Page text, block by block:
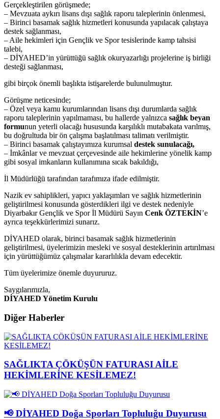
Gerçekleştirilen görüşmede;
– Mevzuata aykırı lisans dışı sağlık raporu taleplerinin önlenmesi,
– Birinci basamak sağlık hizmetleri konusunda yapılacak çalıştaya
destek sağlanması,
– Aile hekimleri için Gençlik ve Spor tesislerinde kamp tahsisi
talebi,
– DİYAHED’in yürüttüğü sağlık okuryazarlığı projelerine iş birliği
desteği sağlanması,
gibi birçok önemli başlıkta istişarelerde bulunulmuştur.
Görüşme neticesinde;
– Özel veya kamu kurumlarından lisans dışı durumlarda sağlık
raporu taleplerinin yapılmaması, bu hallerde yalnızca sağlık beyan
formunun yeterli olacağı hususunda karşılıklı mutabakata varılmış,
bu doğrultuda bir ön çalışma başlatılması talimatı verilmiştir.
– Birinci basamak çalıştayımıza kurumsal destek sunulacağı,
– İmkânlar ve mevzuat çerçevesinde aile hekimlerine yönelik kamp
gibi sosyal imkanların kullanımına sıcak bakıldığı,
İl Müdürlüğü tarafından tarafımıza ifade edilmiştir.
Nazik ev sahiplikleri, yapıcı yaklaşımları ve sağlık hizmetlerinin
geliştirilmesi konusunda gösterdikleri ilgi ve destek nedeniyle
Diyarbakır Gençlik ve Spor İl Müdürü Sayın Cenk ÖZTEKİN’e
ayrıca teşekkürlerimizi sunarız.
DİYAHED olarak, birinci basamak sağlık hizmetlerinin
geliştirilmesi, üyelerimizin mesleki ve sosyal desteklerinin artırılması
için yürüttüğümüz çalışmalar kararlılıkla devam edecektir.
Tüm üyelerimize önemle duyururuz.
Saygılarımızla,
DİYAHED Yönetim Kurulu
Diğer Haberler
SAĞLIKTA ÇÖKÜŞÜN FATURASI AİLE
HEKİMLERİNE KESİLEMEZ!
📢 DİYAHED Doğa Sporları Topluluğu Duyurusu